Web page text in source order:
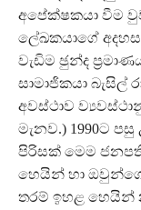
අපේක්ෂකයා වීම
ලේඛකයාගේ
වැඩිම ඡුන්ද
සාමාජිකයා බැසිල්
අවස්ථාව
මැනව.) 1990ට
පිරිසක් මෙම
හෙයින් හා ඔවුන්ගේ
තරම් ඉහළ හෙයින්